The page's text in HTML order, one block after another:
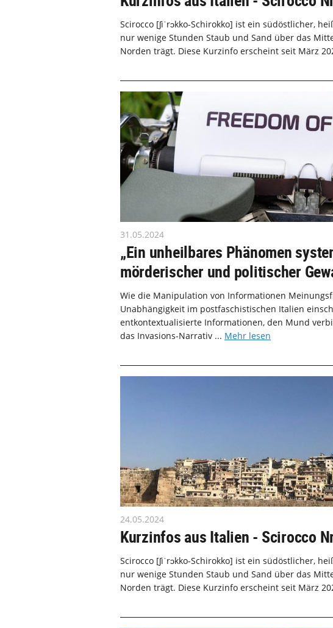
Scirocco [ʃiˈrɔkko-Schirokko] ist ein südöstlicher,
nur wenige Stunden Staub und Sand über das
Norden trägt. Diese Kurzinfo erscheint seit März
31.05.2024
„Ein unheilbares Phänomen
mörderischer und politischer
Wie die Manipulation von Informationen
Unabhängigkeit im postfaschistischen Italien
entkontextualisierte Informationen, den Mund
das Invasions-Narrativ ... Mehr lesen
24.05.2024
Kurzinfos aus Italien - Scirocco
Scirocco [ʃiˈrɔkko-Schirokko] ist ein südöstlicher,
nur wenige Stunden Staub und Sand über das
Norden trägt. Diese Kurzinfo erscheint seit März